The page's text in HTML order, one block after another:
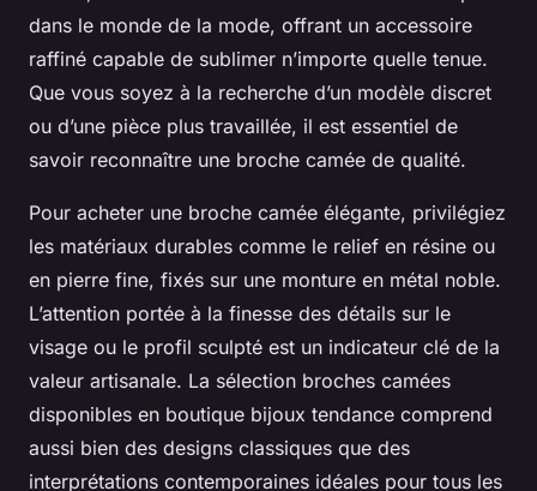
dans le monde de la mode, offrant un accessoire
raffiné capable de sublimer n’importe quelle tenue.
Que vous soyez à la recherche d’un modèle discret
ou d’une pièce plus travaillée, il est essentiel de
savoir reconnaître une broche camée de qualité.
Pour acheter une broche camée élégante, privilégiez
les matériaux durables comme le relief en résine ou
en pierre fine, fixés sur une monture en métal noble.
L’attention portée à la finesse des détails sur le
visage ou le profil sculpté est un indicateur clé de la
valeur artisanale. La sélection broches camées
disponibles en boutique bijoux tendance comprend
aussi bien des designs classiques que des
interprétations contemporaines idéales pour tous les